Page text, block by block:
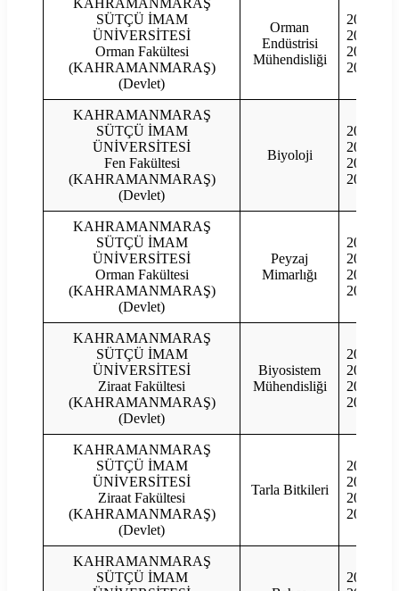
KAHRAMANMARAŞ
SÜTÇÜ İMAM
ÜNİVERSİTESİ
Orman Fakültesi
(KAHRAMANMARAŞ)
(Devlet)
Orman
Endüstrisi
Mühendisliği
2023
2022
2021
2020
KAHRAMANMARAŞ
SÜTÇÜ İMAM
ÜNİVERSİTESİ
Fen Fakültesi
(KAHRAMANMARAŞ)
(Devlet)
Biyoloji
2023
2022
2021
2020
KAHRAMANMARAŞ
SÜTÇÜ İMAM
ÜNİVERSİTESİ
Orman Fakültesi
(KAHRAMANMARAŞ)
(Devlet)
Peyzaj
Mimarlığı
2023
2022
2021
2020
KAHRAMANMARAŞ
SÜTÇÜ İMAM
ÜNİVERSİTESİ
Ziraat Fakültesi
(KAHRAMANMARAŞ)
(Devlet)
Biyosistem
Mühendisliği
2023
2022
2021
2020
KAHRAMANMARAŞ
SÜTÇÜ İMAM
ÜNİVERSİTESİ
Ziraat Fakültesi
(KAHRAMANMARAŞ)
(Devlet)
Tarla Bitkileri
2023
2022
2021
2020
KAHRAMANMARAŞ
SÜTÇÜ İMAM
2023